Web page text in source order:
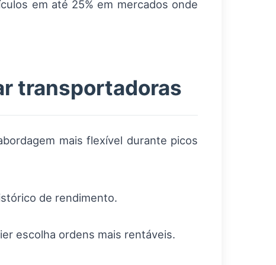
em até 25% em mercados onde
transportadoras
mais flexível durante picos
de rendimento.
escolha ordens mais rentáveis.